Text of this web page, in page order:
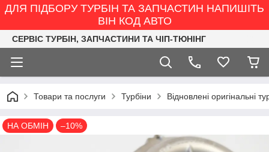
ДЛЯ ПІДБОРУ ТУРБІН ТА ЗАПЧАСТИН НАПИШІТЬ
ВІН КОД АВТО
СЕРВІС ТУРБІН, ЗАПЧАСТИНИ ТА ЧІП-ТЮНІНГ
Товари та послуги Турбіни Відновлені оригінальні
НА ОБМІН –10%